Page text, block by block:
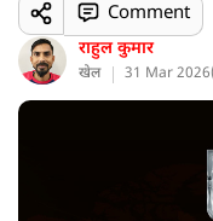
राहुल कुमार
खेल 31 Mar 2026(
Comment